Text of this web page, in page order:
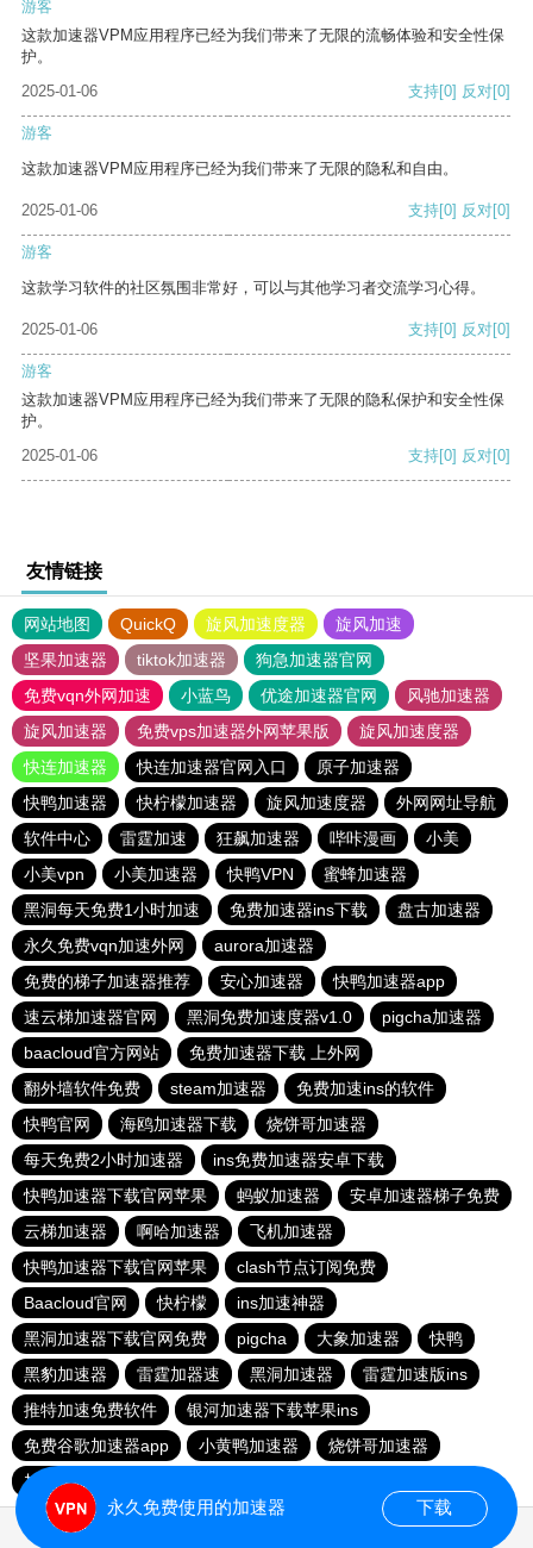
游客
这款加速器VPM应用程序已经为我们带来了无限的流畅体验和安全性保
护。
2025-01-06
支持[0] 反对[0]
游客
这款加速器VPM应用程序已经为我们带来了无限的隐私和自由。
2025-01-06 支持[0] 反对[0]
游客
这款学习软件的社区氛围非常好，可以与其他学习者交流学习心得。
2025-01-06 支持[0] 反对[0]
游客
这款加速器VPM应用程序已经为我们带来了无限的隐私保护和安全性保
护。
2025-01-06
支持[0] 反对[0]
友情链接
网站地图 QuickQ 旋风加速度器
旋风加速
坚果加速器
tiktok加速器
狗急加速器官网
免费vqn外网加速
小蓝鸟 优途加速器官网
风驰加速器
旋风加速器
免费vps加速器外网苹果版
旋风加速度器
快连加速器
快连加速器官网入口
原子加速器
快鸭加速器
快柠檬加速器 旋风加速度器
外网网址导航
软件中心
雷霆加速 狂飙加速器 哔咔漫画
小美
小美vpn
小美加速器 快鸭VPN
蜜蜂加速器
黑洞每天免费1小时加速
免费加速器ins下载
盘古加速器
永久免费vqn加速外网
aurora加速器
免费的梯子加速器推荐
安心加速器
快鸭加速器app
速云梯加速器官网
黑洞免费加速度器v1.0
pigcha加速器
baacloud官方网站
免费加速器下载 上外网
翻外墙软件免费
steam加速器
免费加速ins的软件
快鸭官网
海鸥加速器下载
烧饼哥加速器
每天免费2小时加速器
ins免费加速器安卓下载
快鸭加速器下载官网苹果
蚂蚁加速器
安卓加速器梯子免费
云梯加速器
啊哈加速器
飞机加速器
快鸭加速器下载官网苹果
clash节点订阅免费
Baacloud官网
快柠檬
ins加速神器
黑洞加速器下载官网免费
pigcha 大象加速器
快鸭
黑豹加速器
雷霆加器速 黑洞加速器
雷霆加速版ins
推特加速免费软件
银河加速器下载苹果ins
免费谷歌加速器app
小黄鸭加速器
烧饼哥加速器
加速npv
永久免费使用的加速器 下载